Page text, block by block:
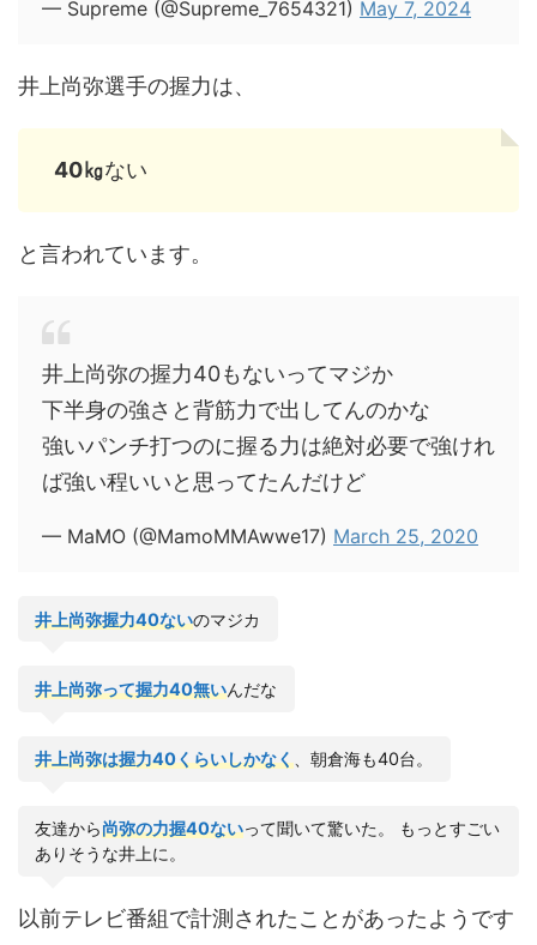
— Supreme (@Supreme_7654321) May 7, 2024
井上尚弥選手の握力は、
40㎏ない
と言われています。
井上尚弥の握力40もないってマジか
下半身の強さと背筋力で出してんのかな
強いパンチ打つのに握る力は絶対必要で強けれ
ば強い程いいと思ってたんだけど
— MaMO (@MamoMMAwwe17) March 25, 2020
井上尚弥握力40ないのマジカ
井上尚弥って握力40無いんだな
井上尚弥は握力40くらいしかなく 、朝倉海も40台。
友達から尚弥の力握40ないって聞いて驚いた。 もっとすごい
ありそうな井上に。
以前テレビ番組で計測されたことがあったようです